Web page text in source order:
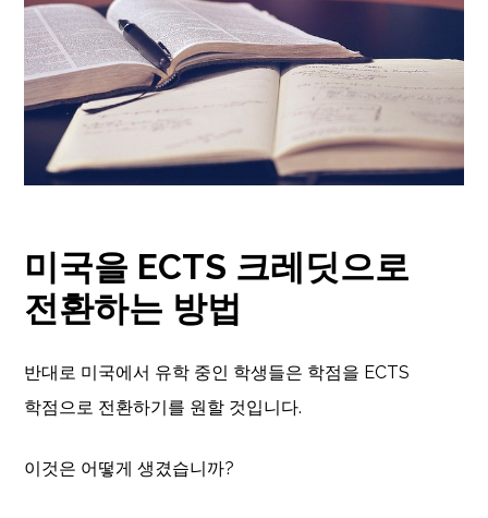
미국을 ECTS 크레딧으로
전환하는 방법
반대로 미국에서 유학 중인 학생들은 학점을 ECTS
학점으로 전환하기를 원할 것입니다.
이것은 어떻게 생겼습니까?